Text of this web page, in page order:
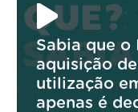
Sabia que o
aquisição
utilização
apenas é